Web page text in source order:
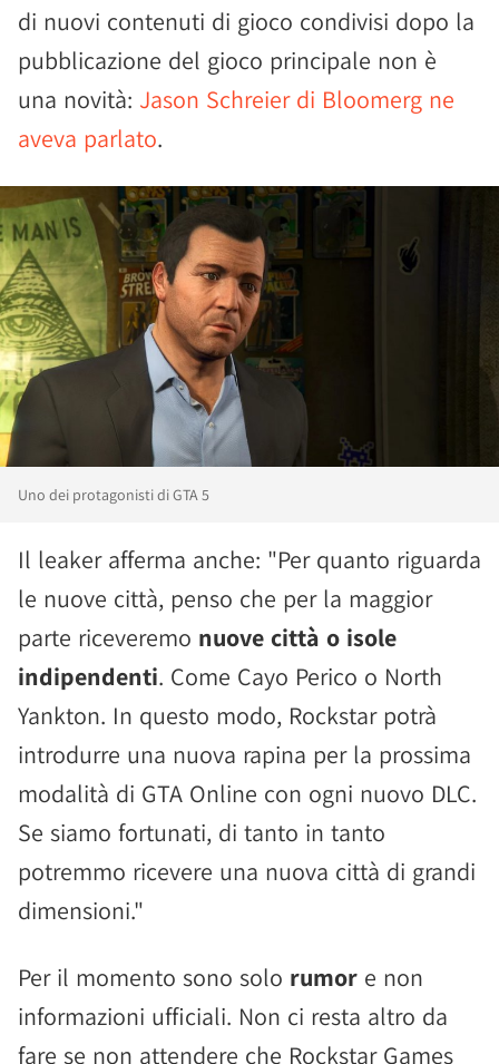
di nuovi contenuti di gioco condivisi dopo la
pubblicazione del gioco principale non è
una novità: Jason Schreier di Bloomerg ne
aveva parlato.
Uno dei protagonisti di GTA 5
Il leaker afferma anche: "Per quanto riguarda
le nuove città, penso che per la maggior
parte riceveremo nuove città o isole
indipendenti. Come Cayo Perico o North
Yankton. In questo modo, Rockstar potrà
introdurre una nuova rapina per la prossima
modalità di GTA Online con ogni nuovo DLC.
Se siamo fortunati, di tanto in tanto
potremmo ricevere una nuova città di grandi
dimensioni."
Per il momento sono solo rumor e non
informazioni ufficiali. Non ci resta altro da
fare se non attendere che Rockstar Games